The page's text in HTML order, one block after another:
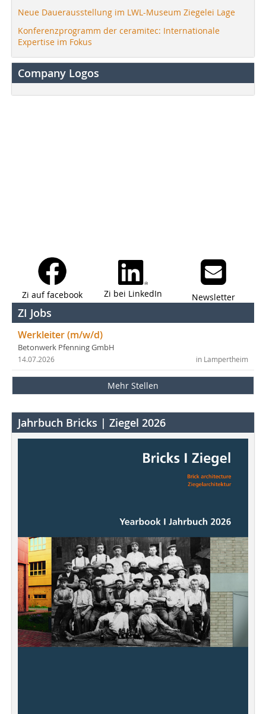
Neue Dauerausstellung im LWL-Museum Ziegelei Lage
Konferenzprogramm der ceramitec: Internationale
Expertise im Fokus
Company Logos
Zi auf facebook Zi bei LinkedIn Newsletter
ZI Jobs
Werkleiter (m/w/d)
Betonwerk Pfenning GmbH
in Lampertheim
14.07.2026
Mehr Stellen
Jahrbuch Bricks | Ziegel 2026